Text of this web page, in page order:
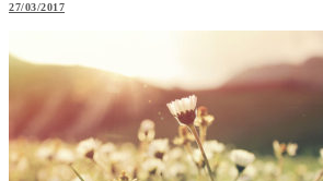
27/03/2017